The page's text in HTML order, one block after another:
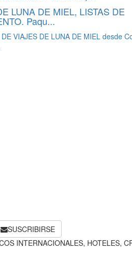
LUNA DE MIEL, LISTAS DE
Paqu...
DE VIAJES DE LUNA DE MIEL desde
SUSCRIBIRSE
INTERNACIONALES, HOTELES,